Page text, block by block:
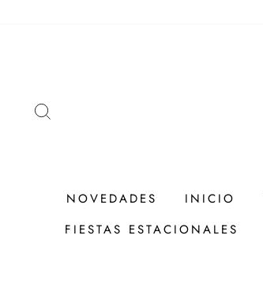
NOVEDADES INICIO
FIESTAS ESTACIONALES